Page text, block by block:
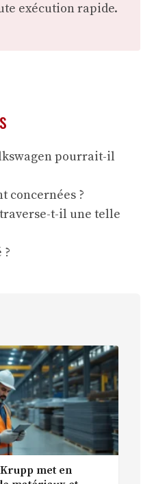
exécution rapide.
pourrait-il
concernées ?
t-il une telle
met en